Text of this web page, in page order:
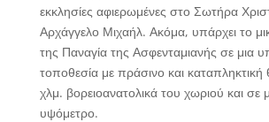
εκκλησίες αφιερωμένες στο Σωτήρα
Αρχάγγελο Μιχαήλ. Ακόμα, υπάρχει το
της Παναγία της Ασφενταμιανής σε μια
τοποθεσία με πράσινο και
χλμ. βορειοανατολικά του χωριού και σε
υψόμετρο.